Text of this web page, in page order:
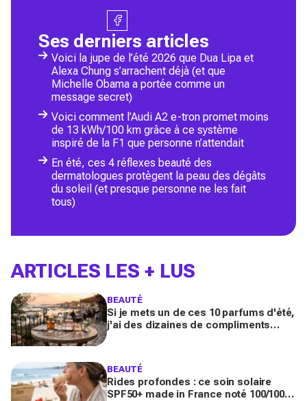
Ses derniers articles
Voici la jupe de l’été 2026 que Dua Lipa et
Alexa Chung s’arrachent déjà (et que
Michelle Obama a portée comme un
message secret)
Voici comment l’Audi A2 e-tron promet moins
de 13 kWh/100 km grâce à ce système
inspiré de la F1 que personne n’attendait
En été, ces 4 réflexes beauté des
dermatologues protègent la peau des dégâts
du soleil (et presque personne ne les fait
tous)
ARTICLES LES + LUS
BEAUTÉ
Si je mets un de ces 10 parfums d'été,
j'ai des dizaines de compliments
BEAUTÉ
Rides profondes : ce soin solaire
SPF50+ made in France noté 100/100